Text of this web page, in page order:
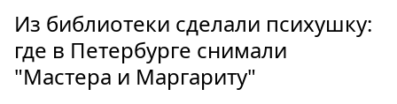
Россия
Мир
Здоровье
Из библиотеки сделали психушку:
где в Петербурге снимали
"Мастера и Маргариту"